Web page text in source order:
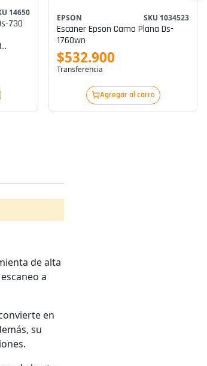
14650
EPSON SKU 1034523
Escaner Epson Cama Plana Ds-
1760wn
$532.900
Transferencia
Agregar al carro
de alta
a
en
su